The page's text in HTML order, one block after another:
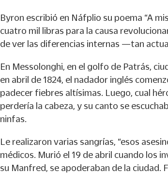
Byron escribió en Náfplio su poema “A
cuatro mil libras para la causa
de ver las diferencias internas —tan
En Messolonghi, en el golfo de Patrás,
en abril de 1824, el nadador inglés
padecer fiebres altísimas. Luego, cual
perdería la cabeza, y su canto se
ninfas.
Le realizaron varias sangrías, “esos
médicos. Murió el 19 de abril cuando los
su Manfred, se apoderaban de la ciudad.